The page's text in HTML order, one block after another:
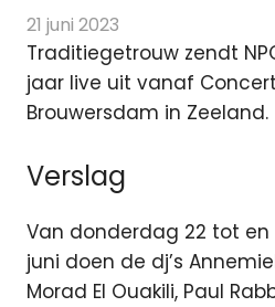
21 juni 2023
Traditiegetrouw zendt
jaar live uit vanaf
Brouwersdam in Zeeland.
Verslag
Van donderdag 22 tot
juni doen de dj’s
Morad El Ouakili, Paul